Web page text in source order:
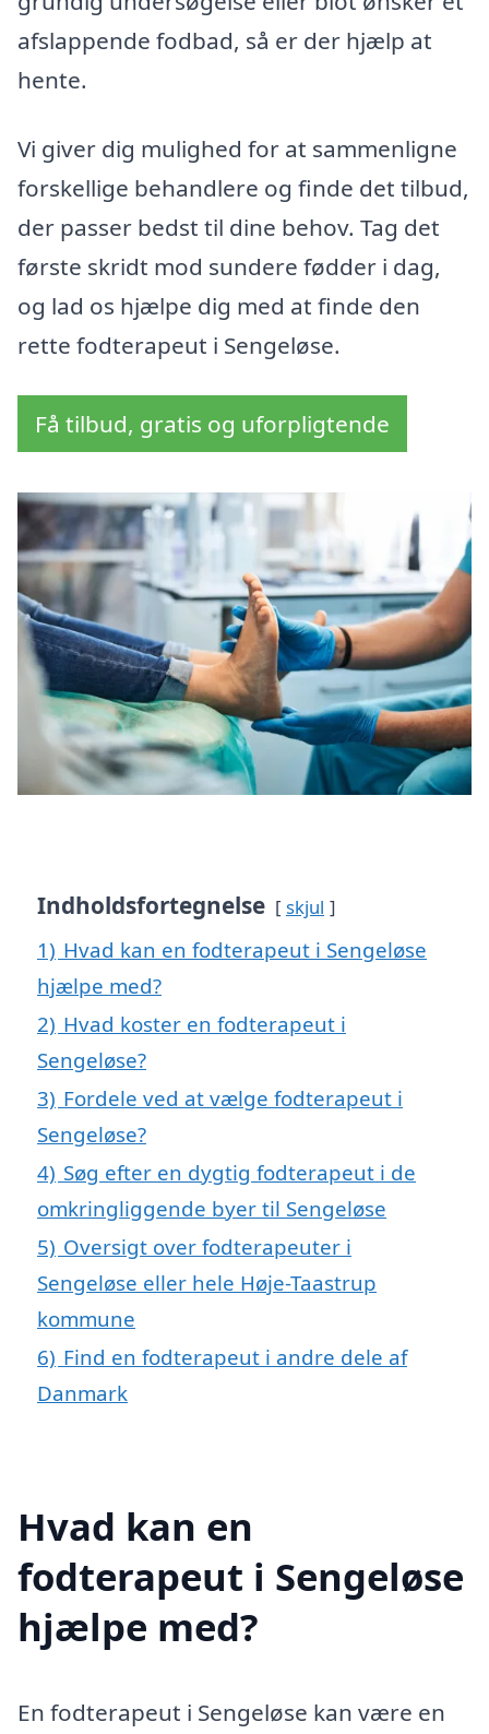
afslappende fodbad, så er der hjælp at
hente.
Vi giver dig mulighed for at sammenligne
forskellige behandlere og finde det tilbud,
der passer bedst til dine behov. Tag det
første skridt mod sundere fødder i dag,
og lad os hjælpe dig med at finde den
rette fodterapeut i Sengeløse.
Få tilbud, gratis og uforpligtende
Indholdsfortegnelse skjul
1) Hvad kan en fodterapeut i Sengeløse
hjælpe med?
2) Hvad koster en fodterapeut i
Sengeløse?
3) Fordele ved at vælge fodterapeut i
Sengeløse?
4) Søg efter en dygtig fodterapeut i de
omkringliggende byer til Sengeløse
5) Oversigt over fodterapeuter i
Sengeløse eller hele Høje-Taastrup
kommune
6) Find en fodterapeut i andre dele af
Danmark
Hvad kan en
fodterapeut i Sengeløse
hjælpe med?
En fodterapeut i Sengeløse kan være en